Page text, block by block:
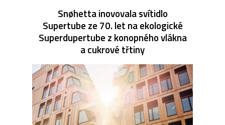
Snøhetta inovovala svítidlo
Supertube ze 70. let na ekologické
Superdupertube z konopného vlákna
a cukrové třtiny